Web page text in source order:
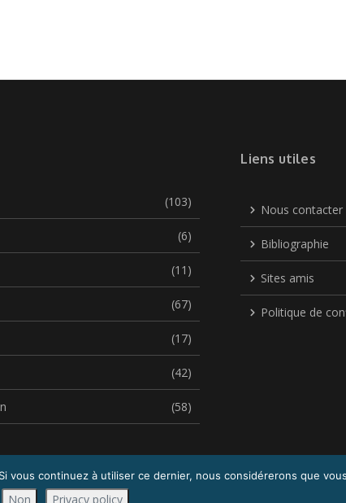
(103)
(6)
(11)
(67)
(17)
(42)
(58)
Liens utiles
Nous contacter
Bibliographie
Sites amis
Politique de
Autrefois| Réalisé parSophie DEMEAUTIS
continuez à utiliser ce dernier, nous considérerons que
Non Privacy policy